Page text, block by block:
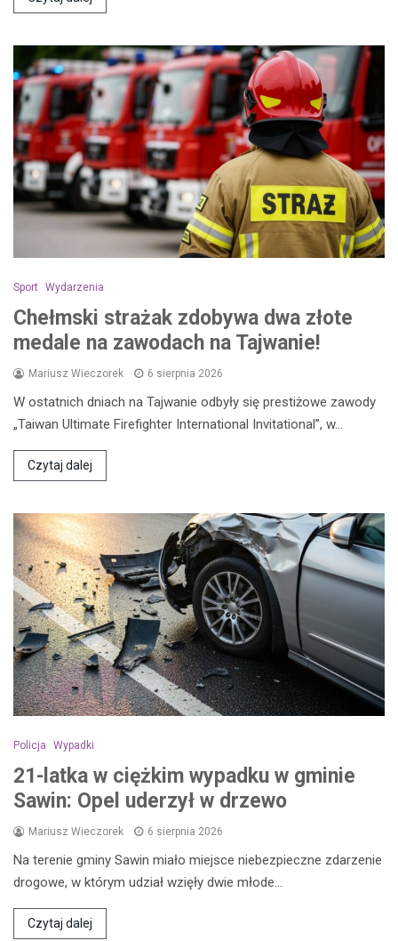
Sport Wydarzenia
Chełmski strażak zdobywa dwa złote
medale na zawodach na Tajwanie!
Mariusz Wieczorek 6 sierpnia 2026
W ostatnich dniach na Tajwanie odbyły się prestiżowe zawody
„Taiwan Ultimate Firefighter International Invitational”, w…
Czytaj dalej
Policja Wypadki
21-latka w ciężkim wypadku w gminie
Sawin: Opel uderzył w drzewo
Mariusz Wieczorek 6 sierpnia 2026
Na terenie gminy Sawin miało miejsce niebezpieczne zdarzenie
drogowe, w którym udział wzięły dwie młode…
Czytaj dalej